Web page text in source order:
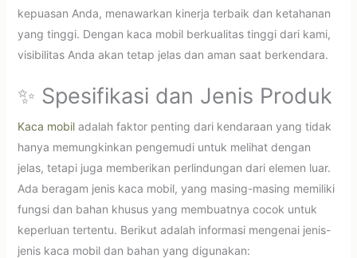
kepuasan Anda, menawarkan kinerja terbaik dan ketahanan
yang tinggi. Dengan kaca mobil berkualitas tinggi dari kami,
visibilitas Anda akan tetap jelas dan aman saat berkendara.
✨ Spesifikasi dan Jenis Produk
Kaca mobiladalah faktor penting dari kendaraan yang tidak
hanya memungkinkan pengemudi untuk melihat dengan
jelas, tetapi juga memberikan perlindungan dari elemen luar.
Ada beragam jenis kaca mobil, yang masing-masing memiliki
fungsi dan bahan khusus yang membuatnya cocok untuk
keperluan tertentu. Berikut adalah informasi mengenai jenis-
jenis kaca mobil dan bahan yang digunakan: